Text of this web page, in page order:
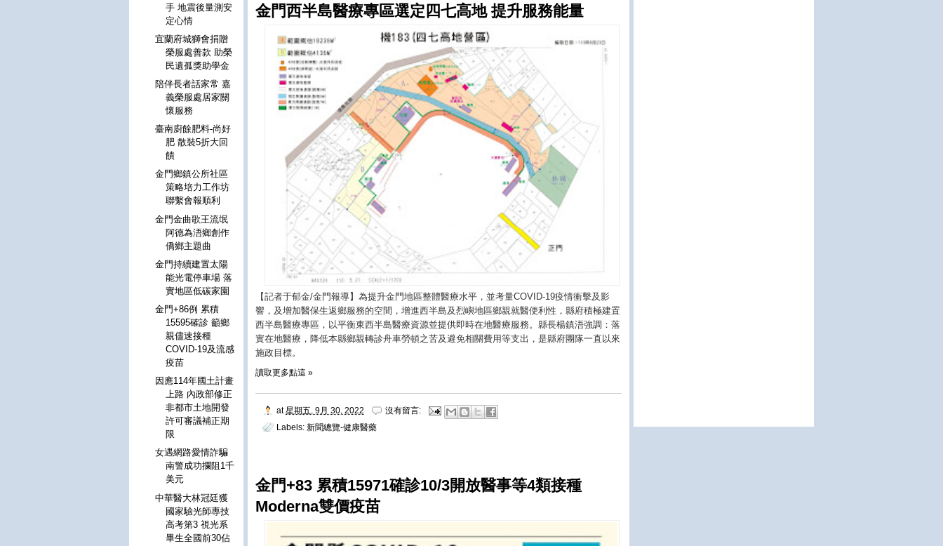
金門西半島醫療專區選定四七高地 提升服務能量
【記者于郁金/金門報導】為提升金門地區整體醫療水平，並考量COVID-19疫情衝擊及影
響，及增加醫保生返鄉服務的空間，增進西半島及烈嶼地區鄉親就醫便利性，縣府積極建置
西半島醫療專區，以平衡東西半島醫療資源並提供即時在地醫療服務。縣長楊鎮浯強調：落
實在地醫療，降低本縣鄉親轉診舟車勞頓之苦及避免相關費用等支出，是縣府團隊一直以來
施政目標。
讀取更多點這 »
at星期五, 9月 30, 2022
沒有留言:
Labels: 新聞總覽-健康醫藥
金門+83 累積15971確診10/3開放醫事等4類接種
Moderna雙價疫苗
手 地震後量測安
定心情
宜蘭府城獅會捐贈
榮服處善款 助榮
民遺孤獎助學金
陪伴長者話家常 嘉
義榮服處居家關
懷服務
臺南廚餘肥料-尚好
肥 散裝5折大回
饋
金門鄉鎮公所社區
策略培力工作坊
聯繫會報順利
金門金曲歌王流氓
阿德為浯鄉創作
僑鄉主題曲
金門持續建置太陽
能光電停車場 落
實地區低碳家園
金門+86例 累積
15595確診 籲鄉
親儘速接種
COVID-19及流感
疫苗
因應114年國土計畫
上路 內政部修正
非都市土地開發
許可審議補正期
限
女遇網路愛情詐騙
南警成功攔阻1千
美元
中華醫大林冠廷獲
國家驗光師專技
高考第3 視光系
畢生全國前30佔